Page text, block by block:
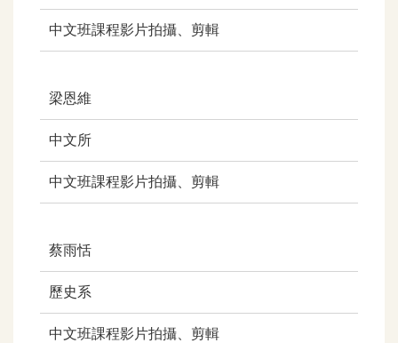
中文班課程影片拍攝、剪輯
梁恩維
中文所
中文班課程影片拍攝、剪輯
蔡雨恬
歷史系
中文班課程影片拍攝、剪輯